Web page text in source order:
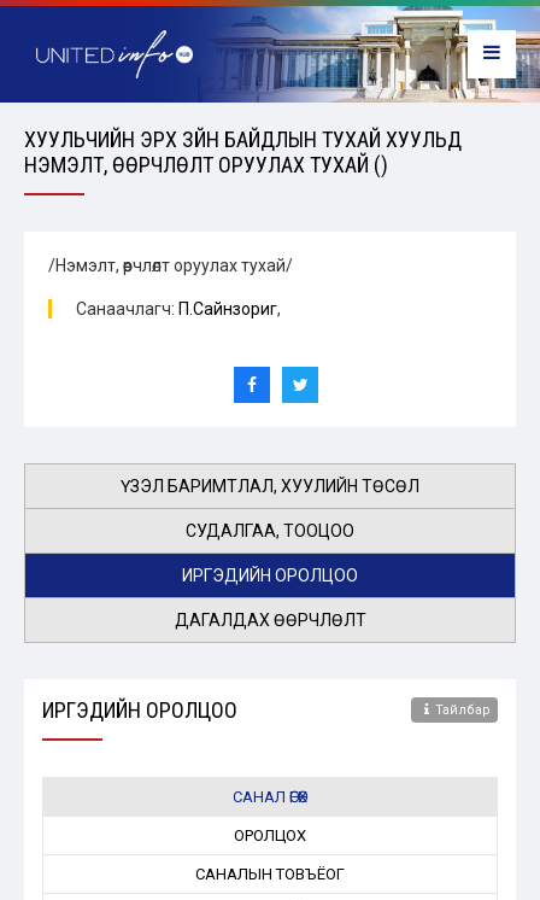
ХУУЛЬЧИЙН ЭРХ ЗҮЙН БАЙДЛЫН ТУХАЙ ХУУЛЬД
НЭМЭЛТ, ӨӨРЧЛӨЛТ ОРУУЛАХ ТУХАЙ ()
/Нэмэлт, өөрчлөлт оруулах тухай/
Санаачлагч: П.Сайнзориг,
ҮЗЭЛ БАРИМТЛАЛ, ХУУЛИЙН ТӨСӨЛ
СУДАЛГАА, ТООЦОО
ИРГЭДИЙН ОРОЛЦОО
ДАГАЛДАХ ӨӨРЧЛӨЛТ
ИРГЭДИЙН ОРОЛЦОО Тайлбар
САНАЛ ӨГӨХ
ОРОЛЦОХ
САНАЛЫН ТОВЪЁОГ